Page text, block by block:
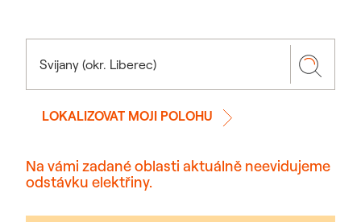
LOKALIZOVAT MOJI POLOHU
Na vámi zadané oblasti aktuálně neevidujeme
odstávku elektřiny.